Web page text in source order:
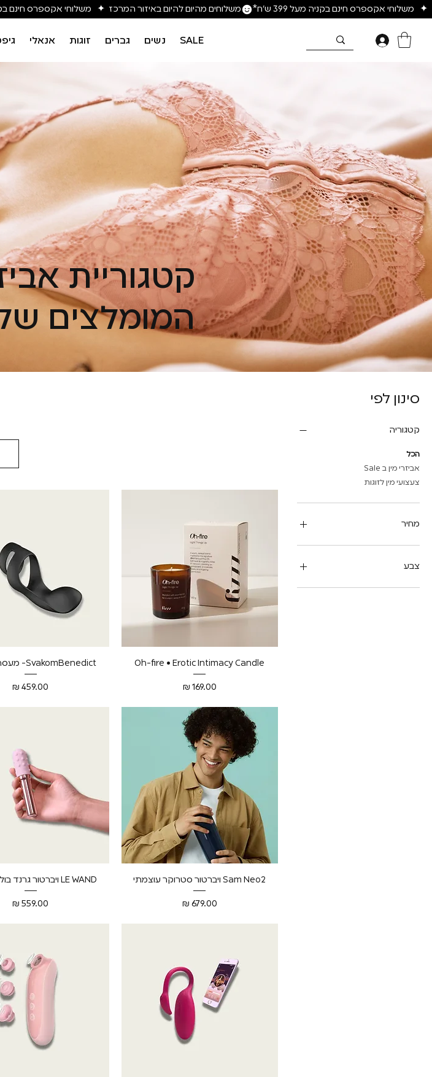
SALE נשים גברים זוגות אנאלי
קטגוריית
המומלצים
סינון לפי
קטגוריה
הכל
אביזרי מין ב Sale
צעצועי מין לזוגות
מחיר
צבע
תצוגה מהירה
Oh-fire • Erotic Intimacy Candle
מחיר
תצוגה מהירה
SvakomBenedict- מעסה פרינאום
מחיר
תצוגה מהירה Sam Neo2 ויברטור סטרוקר עוצמתי
מחיר
תצוגה מהירה LE WAND ויברטור גרנד בולט עוצמתי
מחיר